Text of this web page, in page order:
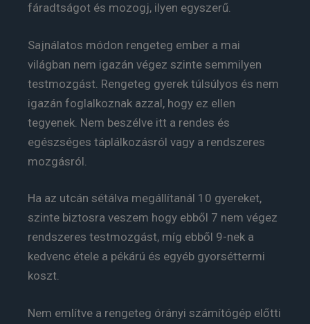
fáradtságot és mozogj, ilyen egyszerű.
Sajnálatos módon rengeteg ember a mai
világban nem igazán végez szinte semmilyen
testmozgást. Rengeteg gyerek túlsúlyos és nem
igazán foglalkoznak azzal, hogy ez ellen
tegyenek. Nem beszélve itt a rendes és
egészséges táplálkozásról vagy a rendszeres
mozgásról.
Ha az utcán sétálva megállítanál 10 gyereket,
szinte biztosra veszem hogy ebből 7 nem végez
rendszeres testmozgást, míg ebből 9-nek a
kedvenc étele a pékárú és egyéb gyorséttermi
koszt.
Nem említve a rengeteg órányi számítógép előtti